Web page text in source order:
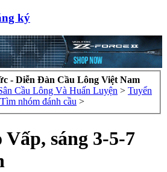
ký
- Diễn Đàn Cầu Lông Việt Nam
Cầu Lông Và Huấn Luyện > Tuyển
nhóm đánh cầu >
sáng 3-5-7